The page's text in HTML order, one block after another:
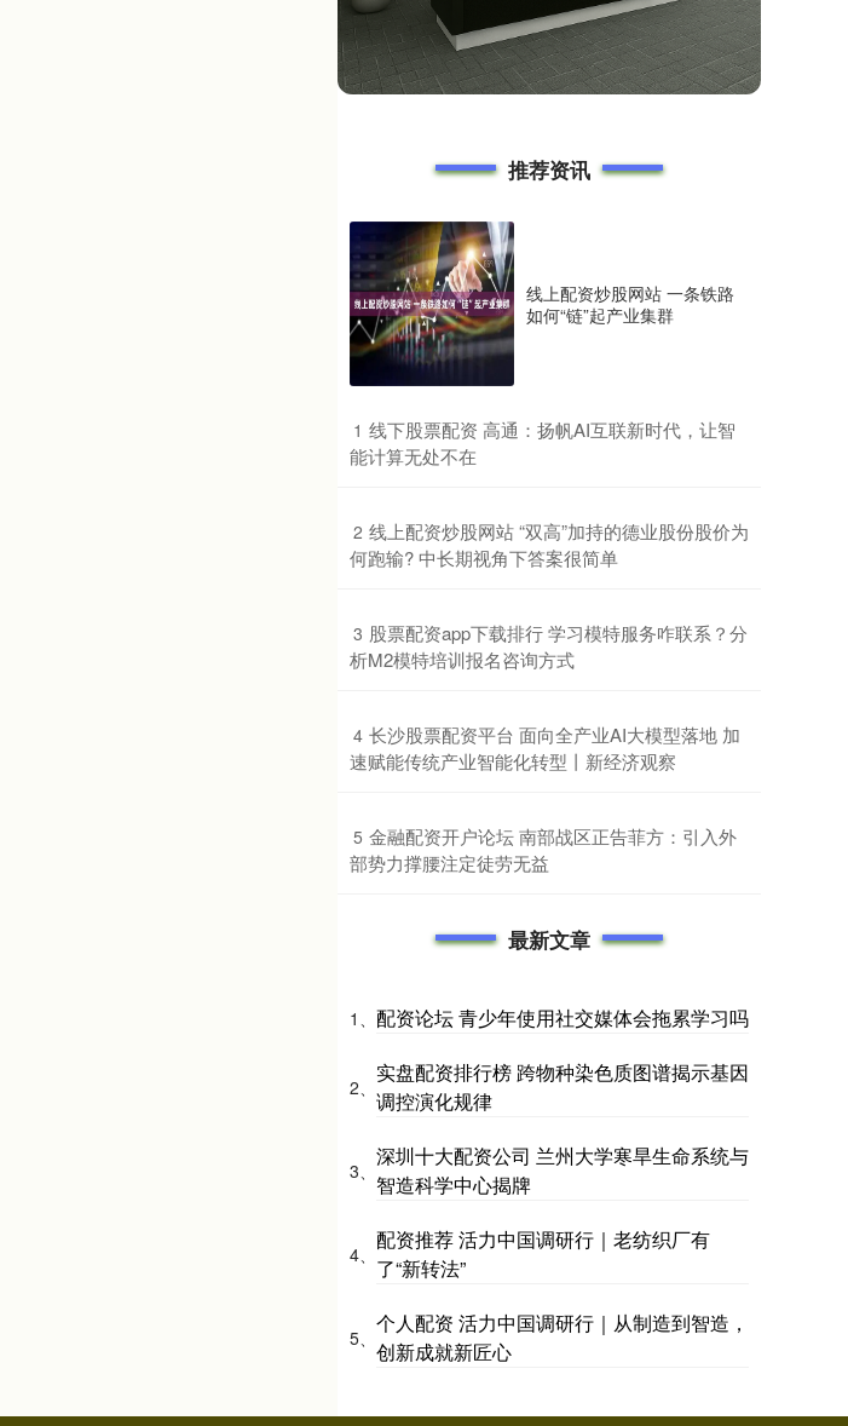
推荐资讯
线上配资炒股网站 一条铁路
如何“链”起产业集群
1 ​线下股票配资 高通：扬帆AI互联新时代，让智
能计算无处不在
2 ​线上配资炒股网站 “双高”加持的德业股份股价为
何跑输? 中长期视角下答案很简单
3 ​股票配资app下载排行 学习模特服务咋联系？分
析M2模特培训报名咨询方式
4 ​长沙股票配资平台 面向全产业AI大模型落地 加
速赋能传统产业智能化转型丨新经济观察
5 ​金融配资开户论坛 南部战区正告菲方：引入外
部势力撑腰注定徒劳无益
最新文章
1、 配资论坛 青少年使用社交媒体会拖累学习吗
2、
实盘配资排行榜 跨物种染色质图谱揭示基因
调控演化规律
3、
深圳十大配资公司 兰州大学寒旱生命系统与
智造科学中心揭牌
4、
配资推荐 活力中国调研行｜老纺织厂有
了“新转法”
5、
个人配资 活力中国调研行｜从制造到智造，
创新成就新匠心